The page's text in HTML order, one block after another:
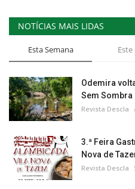
NOTÍCIAS MAIS LIDAS
Esta Semana
Odemira
Sem Sombra
Revista Descla
3.ª Feira
Nova de
Revista Descla